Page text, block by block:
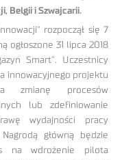
Belgii i Szwajcarii.
rozpoczął się 7
ogłoszone 31 lipca 2018
Smart”. Uczestnicy
innowacyjnego projektu
zmianę procesów
lub zdefiniowanie
wydajności pracy
główną będzie
na wdrożenie pilota